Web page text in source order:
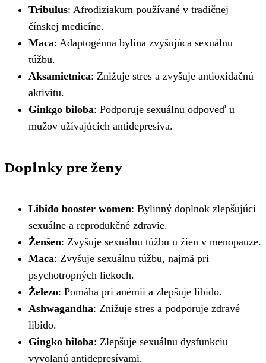
Tribulus: Afrodiziakum používané v tradičnej
čínskej medicíne.
Maca: Adaptogénna bylina zvyšujúca sexuálnu
túžbu.
Aksamietnica: Znižuje stres a zvyšuje antioxidačnú
aktivitu.
Ginkgo biloba: Podporuje sexuálnu odpoveď u
mužov užívajúcich antidepresíva.
Doplnky pre ženy
Libido booster women: Bylinný doplnok zlepšujúci
sexuálne a reprodukčné zdravie.
Ženšen: Zvyšuje sexuálnu túžbu u žien v menopauze.
Maca: Zvyšuje sexuálnu túžbu, najmä pri
psychotropných liekoch.
Železo: Pomáha pri anémii a zlepšuje libido.
Ashwagandha: Znižuje stres a podporuje zdravé
libido.
Gingko biloba: Zlepšuje sexuálnu dysfunkciu
vyvolanú antidepresívami.